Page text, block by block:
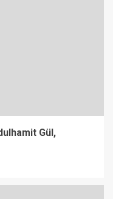
Gül,